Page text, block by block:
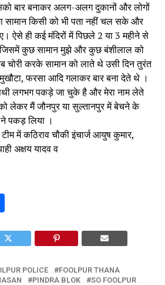
बार बनाकर अलग-अलग दुकानों और लोगों
सामान किसी को भी पता नहीं चल सके और
ऐसे ही कई मंदिरों में पिछले 2 या 3 महीने से
कुछ सामान मुझे और कुछ बंशीलाल को
करके सामान को लाते थे उसी दिन तुरंत
फरसा आदि गलाकर बार बना देते थे ।
लगभग पकड़े जा चुके है और मेरा नाम लेते
लेकर मैं जौनपुर या सुल्तानपुर में बेचने के
पकड़ लिया ।
में कठिराव चौकी इंचार्ज आयुष कुमार,
अक्षय यादव व
Share
POLICE
FOOLPUR THANA
PINDRA BLOK
SO FOOLPUR